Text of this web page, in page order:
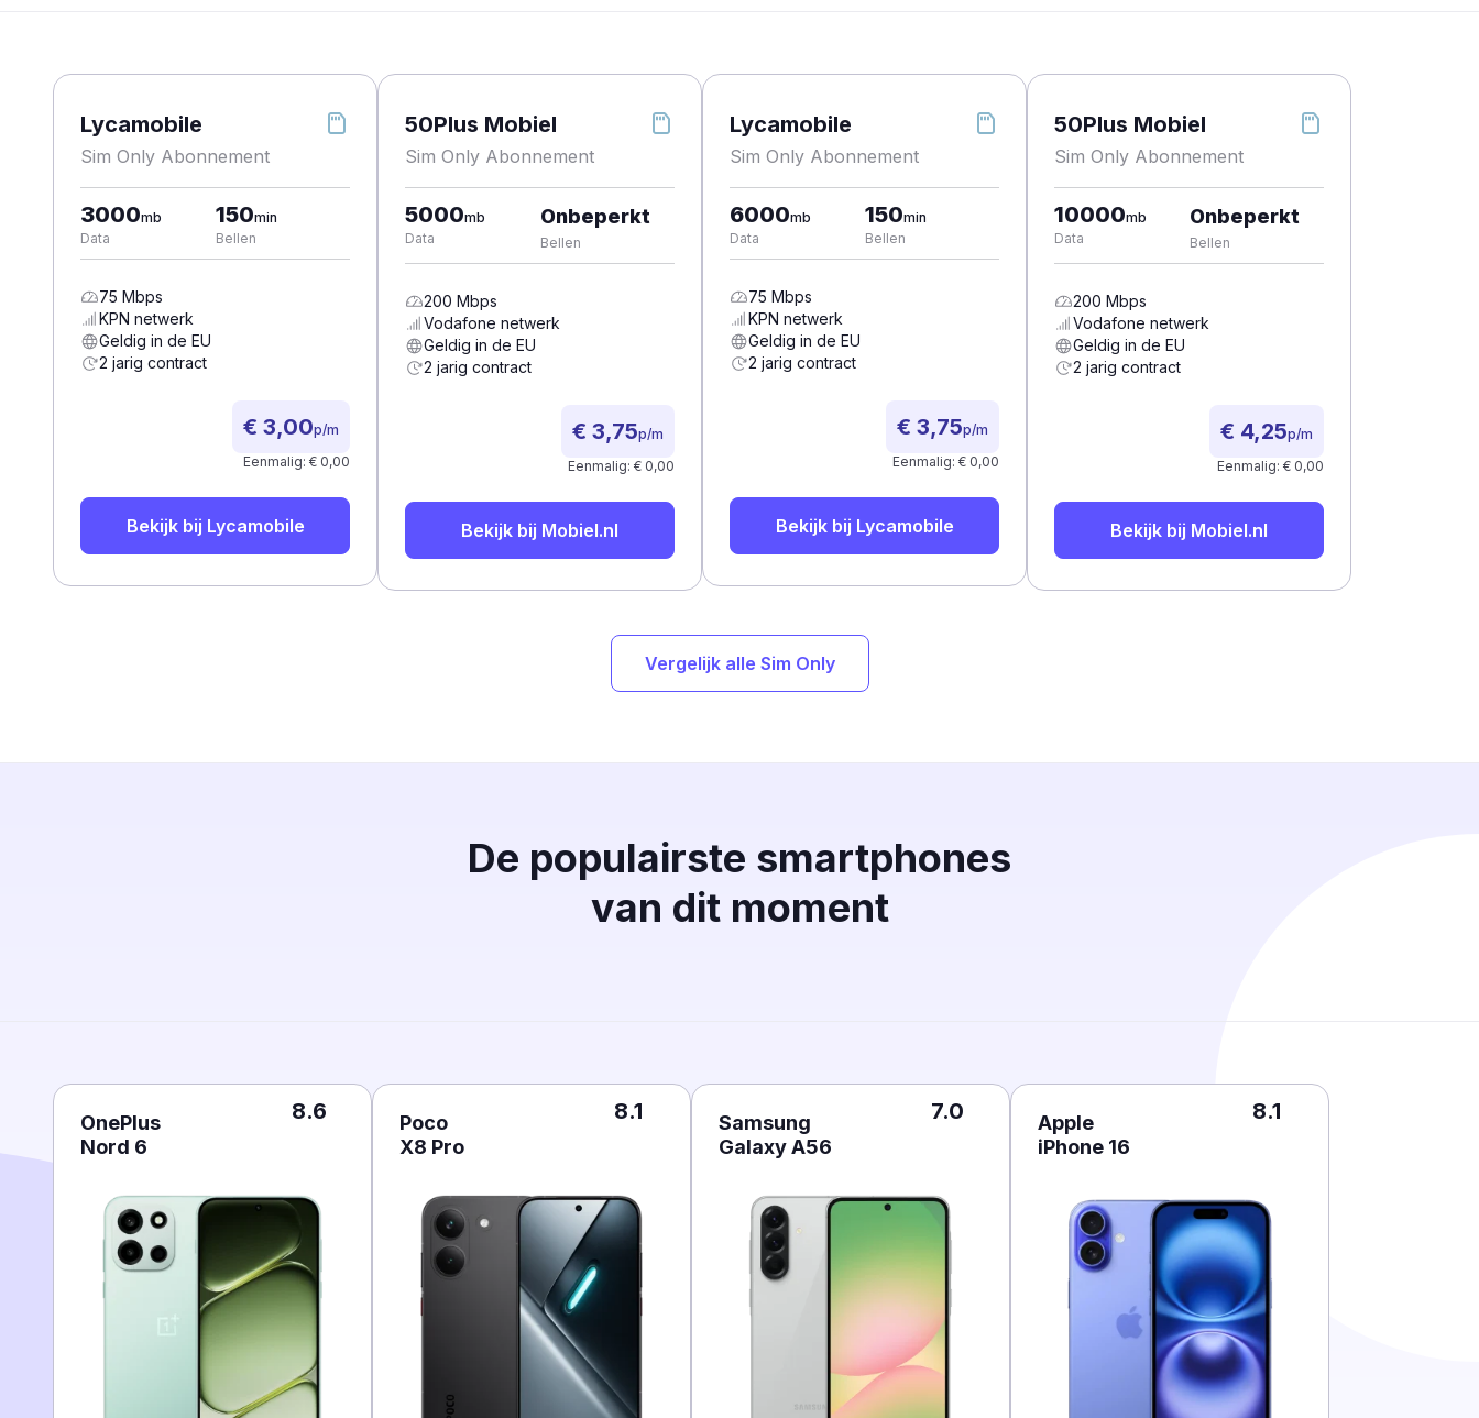
Lycamobile
Sim Only Abonnement
3000mb
Data
150min
Bellen
75 Mbps
KPN netwerk
Geldig in de EU
2 jarig contract
€ 3,00p/m
Eenmalig: € 0,00
Bekijk bij Lycamobile
50Plus Mobiel
Sim Only Abonnement
5000mb
Data
Onbeperkt
Bellen
200 Mbps
Vodafone netwerk
Geldig in de EU
2 jarig contract
€ 3,75p/m
Eenmalig: € 0,00
Bekijk bij Mobiel.nl
Lycamobile
Sim Only Abonnement
6000mb
Data
150min
Bellen
75 Mbps
KPN netwerk
Geldig in de EU
2 jarig contract
€ 3,75p/m
Eenmalig: € 0,00
Bekijk bij Lycamobile
50Plus Mobiel
Sim Only Abonnement
10000mb
Data
Onbeperkt
Bellen
200 Mbps
Vodafone netwerk
Geldig in de EU
2 jarig contract
€ 4,25p/m
Eenmalig: € 0,00
Bekijk bij Mobiel.nl
Vergelijk alle Sim Only
De populairste smartphones
van dit moment
OnePlus
Nord 6
8.6
Poco
X8 Pro
8.1
Samsung
Galaxy A56
7.0
Apple
iPhone 16
8.1